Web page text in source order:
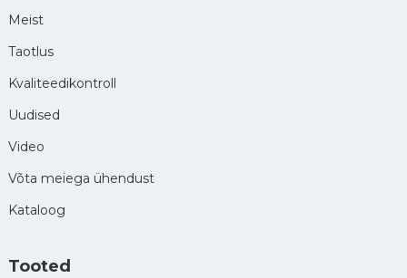
Meist
Taotlus
Kvaliteedikontroll
Uudised
Video
Võta meiega ühendust
Kataloog
Tooted